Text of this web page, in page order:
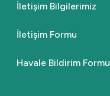
İletişim Bilgilerimiz
İletişim Formu
Havale Bildirim Formu